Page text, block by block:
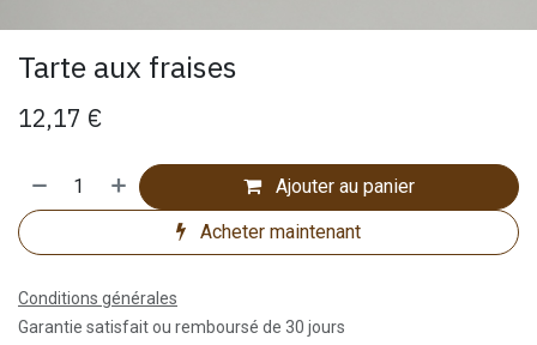
Tarte aux fraises
12,17 €
Ajouter au panier
Acheter maintenant
Conditions générales
Garantie satisfait ou remboursé de 30 jours